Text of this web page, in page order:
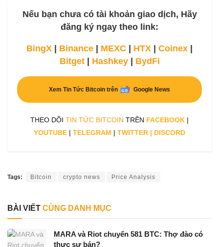
Nếu bạn chưa có tài khoản giao dịch, Hãy
đăng ký ngay theo link:
BingX Binance MEXC HTX Coinex
Bitget| Hashkey| BydFi
Xem Tin Tức Bitcoin trên Google News
THEO DÕI TIN TỨC BITCOIN TRÊN FACEBOOK |
YOUTUBE | TELEGRAM | TWITTER | DISCORD
Tags: Bitcoin crypto news Price Analysis
BÀI VIẾT CÙNG DANH MỤC
MARA và Riot chuyển 581 BTC: Thợ đào có
thực sự bán?